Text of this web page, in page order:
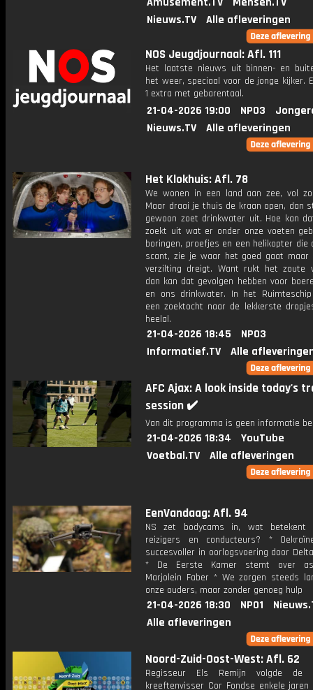
Nieuws.TV
Alle afleveringen
NOS Jeugdjournaal: Afl. 111
Het laatste nieuws uit binnen- en
het weer, speciaal voor de jonge kijker.
1 extra met gebarentaal.
21-04-2026 19:00 NPO3
Nieuws.TV
Alle afleveringen
Het Klokhuis: Afl. 78
We wonen in een land aan zee, vol
Maar draai je thuis de kraan open, dan
gewoon zoet drinkwater uit. Hoe kan
zoekt uit wat er onder onze voeten
boringen, proefjes en een helikopter die
scant, zie je waar het goed gaat maar
verzilting dreigt. Want rukt het zoute
dan kan dat gevolgen hebben voor
en ons drinkwater. In het
een zoektocht naar de lekkerste
heelal.
21-04-2026 18:45
NPO3
Informatief.TV
Alle
AFC Ajax: A look inside today's
session ✔️
Van dit programma is geen informatie
21-04-2026 18:34
YouTube
Voetbal.TV
Alle afleveringen
EenVandaag: Afl. 94
NS zet bodycams in, wat betekent
reizigers en conducteurs? *
succesvoller in oorlogsvoering door
* De Eerste Kamer stemt over
Marjolein Faber * We zorgen steeds
onze ouders, maar zonder genoeg hulp
21-04-2026 18:30 NPO1
Alle afleveringen
Noord-Zuid-Oost-West: Afl. 62
Regisseur Els Remijn volgde de
kreeftenvisser Cor Fondse enkele